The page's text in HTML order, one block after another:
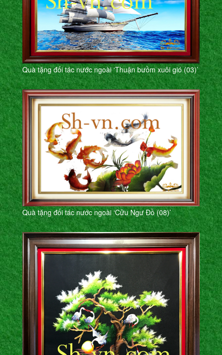
Quà tặng đối tác nước ngoài ‘Thuận bưồm xuôi gió (03)’
Quà tặng đối tác nước ngoài ‘Cửu Ngư Đồ (08)’